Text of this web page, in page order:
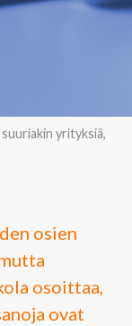
yrityksiä,
osien
osoittaa,
ovat